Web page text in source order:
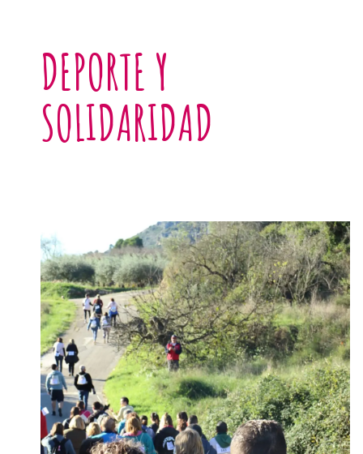
DEPORTE Y
SOLIDARIDAD